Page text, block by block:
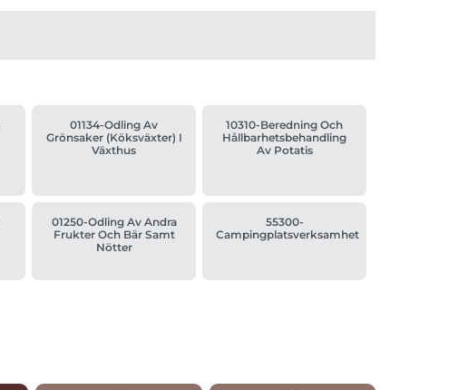
01134-Odling Av
Grönsaker (köksväxter) I
Växthus
10310-Beredning Och
Hållbarhetsbehandling
Av Potatis
01250-Odling Av Andra
Frukter Och Bär Samt
Nötter
55300-
Campingplatsverksamhet